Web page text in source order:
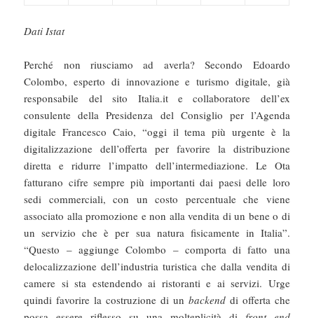
Dati Istat
Perché non riusciamo ad averla? Secondo Edoardo
Colombo, esperto di innovazione e turismo digitale, già
responsabile del sito Italia.it e collaboratore dell’ex
consulente della Presidenza del Consiglio per l’Agenda
digitale Francesco Caio, “oggi il tema più urgente è la
digitalizzazione dell’offerta per favorire la distribuzione
diretta e ridurre l’impatto dell’intermediazione. Le Ota
fatturano cifre sempre più importanti dai paesi delle loro
sedi commerciali, con un costo percentuale che viene
associato alla promozione e non alla vendita di un bene o di
un servizio che è per sua natura fisicamente in Italia”.
“Questo – aggiunge Colombo – comporta di fatto una
delocalizzazione dell’industria turistica che dalla vendita di
camere si sta estendendo ai ristoranti e ai servizi. Urge
quindi favorire la costruzione di un backenddi offerta che